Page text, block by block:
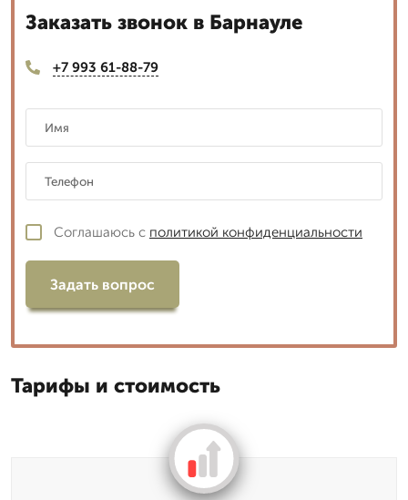
Заказать звонок в Барнауле
+7 993 61-88-79
Соглашаюсь с политикой конфиденциальности
Задать вопрос
Тарифы и стоимость